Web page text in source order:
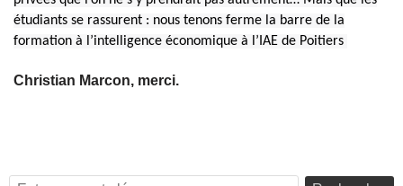
étudiants se rassurent : nous tenons ferme la barre de la
formation à l’intelligence économique à l’IAE de Poitiers
Christian Marcon, merci.